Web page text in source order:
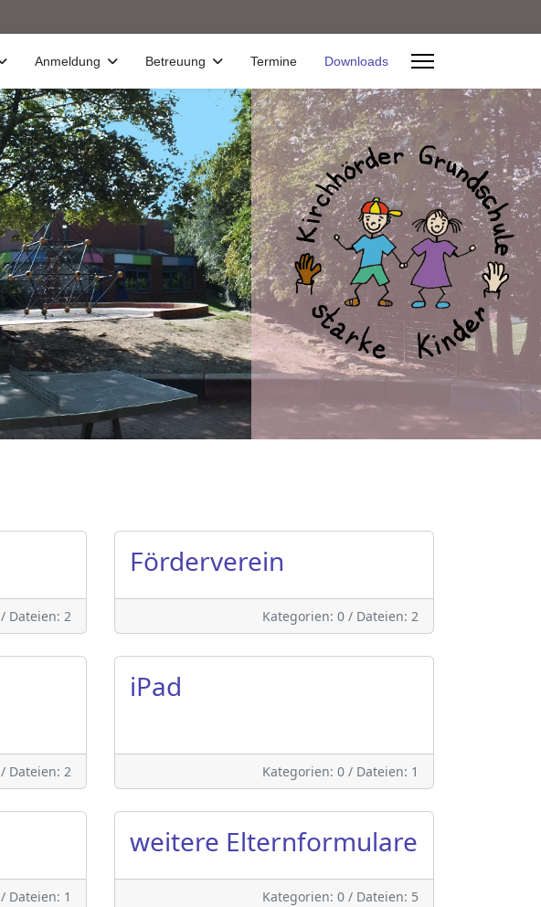
Anmeldung Betreuung Termine Downloads
/ Dateien: 2
Förderverein
Kategorien: 0 / Dateien: 2
/ Dateien: 2
iPad
Kategorien: 0 / Dateien: 1
/ Dateien: 1
weitere Elternformulare
Kategorien: 0 / Dateien: 5